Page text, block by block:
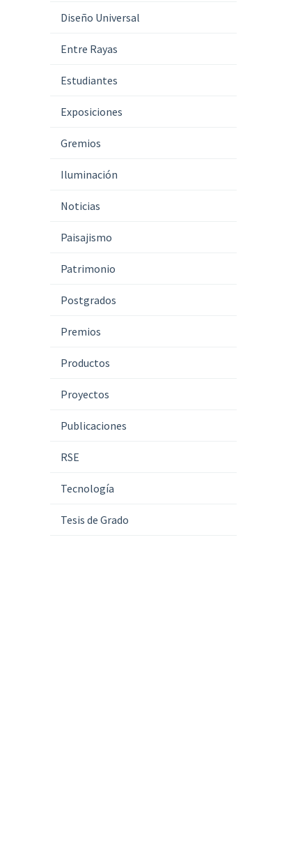
Diseño Universal
Entre Rayas
Estudiantes
Exposiciones
Gremios
Iluminación
Noticias
Paisajismo
Patrimonio
Postgrados
Premios
Productos
Proyectos
Publicaciones
RSE
Tecnología
Tesis de Grado